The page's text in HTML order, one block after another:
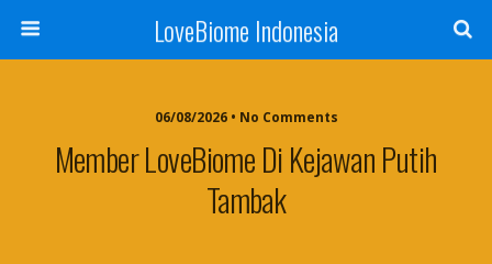
LoveBiome Indonesia
06/08/2026 • No Comments
Member LoveBiome Di Kejawan Putih
Tambak